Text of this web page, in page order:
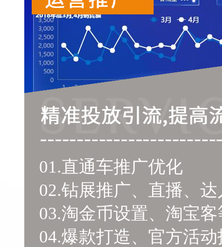
01.直通车推广优化
02.钻展推广、直播、
03.淘金币设置、淘宝
04.爆款打造、官方活